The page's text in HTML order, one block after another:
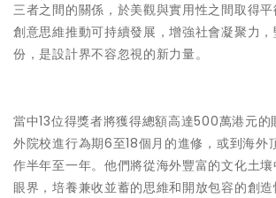
三者之間的關係，於美觀與實用性之間取得
創意思維推動可持續發展，增強社會凝聚力
份，是設計界不容忽視的新力量。
當中13位得獎者將獲得總額高達500萬港元的
外院校進行為期6至18個月的進修，或到海外
作半年至一年。他們將從海外豐富的文化土
眼界，培養兼收並蓄的思維和開放包容的創造